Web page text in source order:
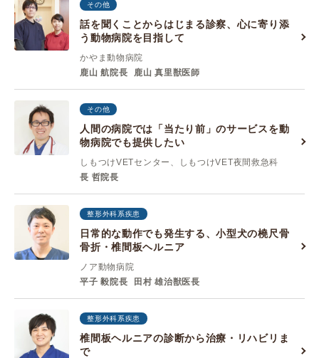
その他
話を聞くことからはじまる診察、心に寄り添
う動物病院を目指して
かやま動物病院
鹿山 航院長
鹿山 真里獣医師
その他
人間の病院では「当たり前」のサービスを動
物病院でも提供したい
しもつけVETセンター、しもつけVET夜間救急科
長 哲院長
整形外科系疾患
日常的な動作でも発生する、小型犬の橈尺骨
骨折・椎間板ヘルニア
ノア動物病院
平子 毅院長
田村 雄治獣医長
整形外科系疾患
椎間板ヘルニアの診断から治療・リハビリま
で